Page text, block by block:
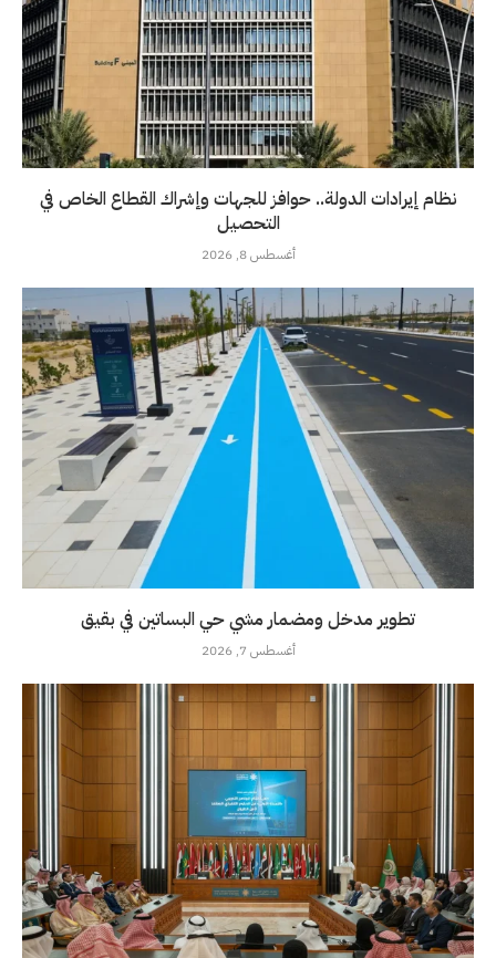
نظام إيرادات الدولة.. حوافز للجهات وإشراك القطاع الخاص في
التحصيل
أغسطس 8, 2026
تطوير مدخل ومضمار مشي حي البساتين في بقيق
أغسطس 7, 2026